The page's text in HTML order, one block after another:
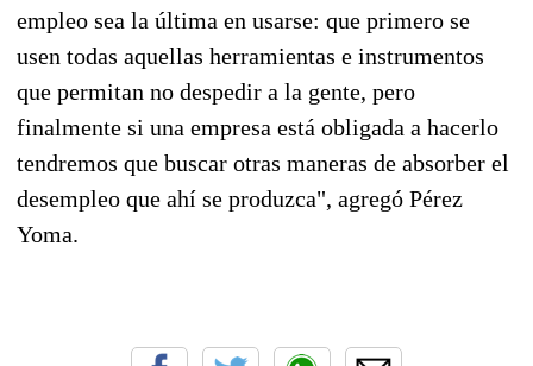
empleo sea la última en usarse: que primero se
usen todas aquellas herramientas e instrumentos
que permitan no despedir a la gente, pero
finalmente si una empresa está obligada a hacerlo
tendremos que buscar otras maneras de absorber el
desempleo que ahí se produzca", agregó Pérez
Yoma.